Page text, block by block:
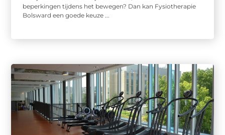
beperkingen tijdens het bewegen? Dan kan Fysiotherapie
Bolsward een goede keuze ...